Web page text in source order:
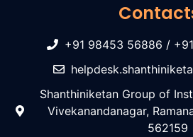
+91 98453 56886 /
Shanthiniketan Group of
Vivekanandanagar,
562159